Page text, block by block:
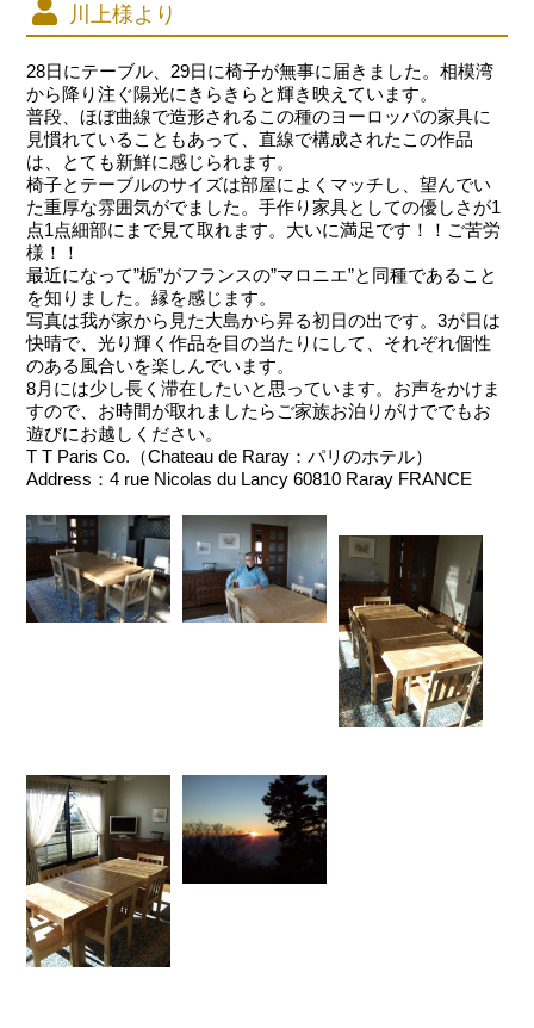
川上様より
28日にテーブル、29日に椅子が無事に届きました。相模湾
から降り注ぐ陽光にきらきらと輝き映えています。
普段、ほぼ曲線で造形されるこの種のヨーロッパの家具に
見慣れていることもあって、直線で構成されたこの作品
は、とても新鮮に感じられます。
椅子とテーブルのサイズは部屋によくマッチし、望んでい
た重厚な雰囲気がでました。手作り家具としての優しさが1
点1点細部にまで見て取れます。大いに満足です！！ご苦労
様！！
最近になって”栃”がフランスの”マロニエ”と同種であること
を知りました。縁を感じます。
写真は我が家から見た大島から昇る初日の出です。3が日は
快晴で、光り輝く作品を目の当たりにして、それぞれ個性
のある風合いを楽しんでいます。
8月には少し長く滞在したいと思っています。お声をかけま
すので、お時間が取れましたらご家族お泊りがけででもお
遊びにお越しください。
T T Paris Co.（Chateau de Raray：パリのホテル）
Address：4 rue Nicolas du Lancy 60810 Raray FRANCE